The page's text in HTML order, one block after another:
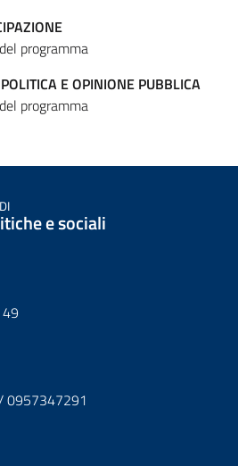
programma
E OPINIONE PUBBLICA
programma
e sociali
0957347291